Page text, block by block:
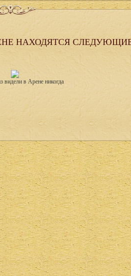
НАХОДЯТСЯ
видели в Арене никогда